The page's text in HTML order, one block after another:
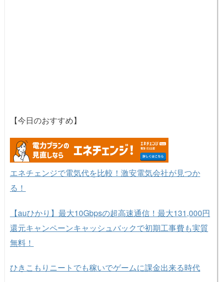
【今日のおすすめ】
エネチェンジで電気代を比較！激安電気会社が見つか
る！
【auひかり】最大10Gbpsの超高速通信！最大131,000円
還元キャンペーンキャッシュバックで初期工事費も実質
無料！
ひきこもりニートでも稼いでゲームに課金出来る時代